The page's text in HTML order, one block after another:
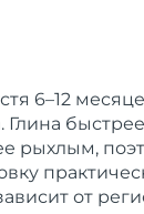
6–12
Глина
рыхлым,
от